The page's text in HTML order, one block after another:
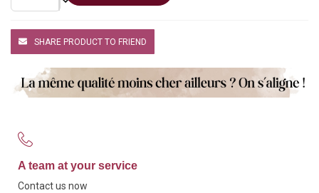
SHARE PRODUCT TO FRIEND
A team at your service
Contact us now